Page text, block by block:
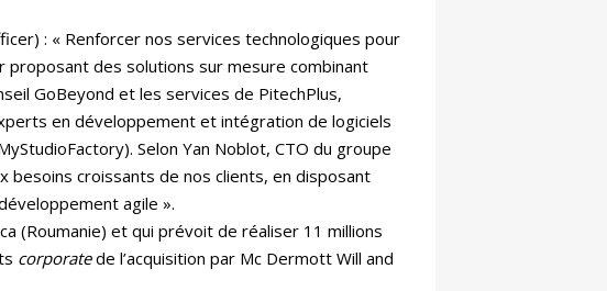
: « Renforcer nos services technologiques pour
des solutions sur mesure combinant
GoBeyond et les services de PitechPlus,
en développement et intégration de logiciels
Selon Yan Noblot, CTO du groupe
besoins croissants de nos clients, en disposant
agile ».
(Roumanie) et qui prévoit de réaliser 11 millions
corporatede l’acquisition par Mc Dermott Will and